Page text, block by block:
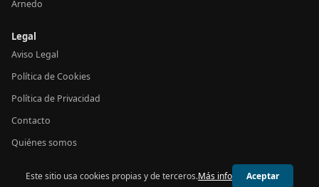
Arnedo
Legal
Aviso Legal
Política de Cookies
Política de Privacidad
Contacto
Quiénes somos
© 2026 24h La Rioja
Este sitio usa cookies propias y de terceros.Más info Aceptar